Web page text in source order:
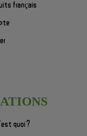
français
quoi ?